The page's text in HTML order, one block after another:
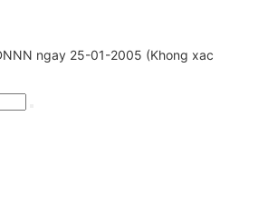
ngay 25-01-2005 (Khong xac